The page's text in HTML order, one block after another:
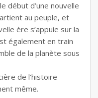
début d’une nouvelle
au peuple, et
ère s’appuie sur la
également en train
de la planète sous
de l’histoire
même.